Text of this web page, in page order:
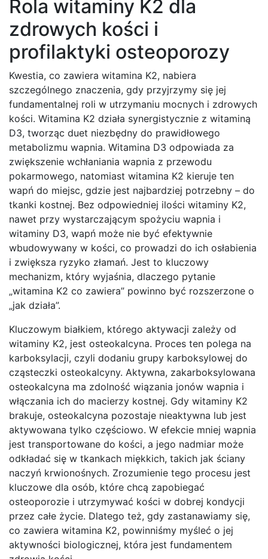
Rola witaminy K2 dla
zdrowych kości i
profilaktyki osteoporozy
Kwestia, co zawiera witamina K2, nabiera
szczególnego znaczenia, gdy przyjrzymy się jej
fundamentalnej roli w utrzymaniu mocnych i zdrowych
kości. Witamina K2 działa synergistycznie z witaminą
D3, tworząc duet niezbędny do prawidłowego
metabolizmu wapnia. Witamina D3 odpowiada za
zwiększenie wchłaniania wapnia z przewodu
pokarmowego, natomiast witamina K2 kieruje ten
wapń do miejsc, gdzie jest najbardziej potrzebny – do
tkanki kostnej. Bez odpowiedniej ilości witaminy K2,
nawet przy wystarczającym spożyciu wapnia i
witaminy D3, wapń może nie być efektywnie
wbudowywany w kości, co prowadzi do ich osłabienia
i zwiększa ryzyko złamań. Jest to kluczowy
mechanizm, który wyjaśnia, dlaczego pytanie
„witamina K2 co zawiera” powinno być rozszerzone o
„jak działa”.
Kluczowym białkiem, którego aktywacji zależy od
witaminy K2, jest osteokalcyna. Proces ten polega na
karboksylacji, czyli dodaniu grupy karboksylowej do
cząsteczki osteokalcyny. Aktywna, zakarboksylowana
osteokalcyna ma zdolność wiązania jonów wapnia i
włączania ich do macierzy kostnej. Gdy witaminy K2
brakuje, osteokalcyna pozostaje nieaktywna lub jest
aktywowana tylko częściowo. W efekcie mniej wapnia
jest transportowane do kości, a jego nadmiar może
odkładać się w tkankach miękkich, takich jak ściany
naczyń krwionośnych. Zrozumienie tego procesu jest
kluczowe dla osób, które chcą zapobiegać
osteoporozie i utrzymywać kości w dobrej kondycji
przez całe życie. Dlatego też, gdy zastanawiamy się,
co zawiera witamina K2, powinniśmy myśleć o jej
aktywności biologicznej, która jest fundamentem